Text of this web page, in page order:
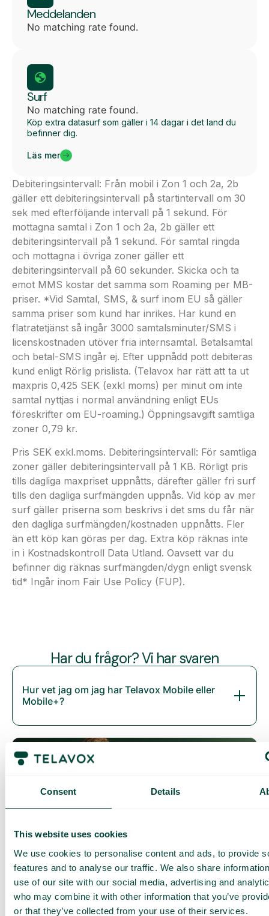
Consent Details
This website uses cookies
We use cookies to personalise content and ads, to provide
features and to analyse our traffic. We also share
use of our site with our social media, advertising and
who may combine it with other information that you’ve
or that they’ve collected from your use of their services.
Meddelanden
No matching rate found.
Surf
No matching rate found.
Köp extra datasurf som gäller i 14 dagar i det land du
befinner dig.
Läs mer
Debiteringsintervall: Från mobil i Zon 1 och 2a, 2b
gäller ett debiteringsintervall på startintervall om 30
sek med efterföljande intervall på 1 sekund. För
mottagna samtal i Zon 1 och 2a, 2b gäller ett
debiteringsintervall på 1 sekund. För samtal ringda
och mottagna i övriga zoner gäller ett
debiteringsintervall på 60 sekunder. Skicka och ta
emot MMS kostar det samma som Roaming per MB-
priser. *Vid Samtal, SMS, & surf inom EU så gäller
samma priser som kund har inrikes. Har kund en
flatratetjänst så ingår 3000 samtalsminuter/SMS i
licenskostnaden utöver fria internsamtal. Betalsamtal
och betal-SMS ingår ej. Efter uppnådd pott debiteras
kund enligt Rörlig prislista. (Telavox har rätt att ta ut
maxpris 0,425 SEK (exkl moms) per minut om inte
samtal nyttjas i normal användning enligt EUs
föreskrifter om EU-roaming.) Öppningsavgift samtliga
zoner 0,79 kr.
Pris SEK exkl.moms. Debiteringsintervall: För samtliga
zoner gäller debiteringsintervall på 1 KB. Rörligt pris
tills dagliga maxpriset uppnåtts, därefter gäller fri surf
tills den dagliga surfmängden uppnås. Vid köp av mer
surf gäller priserna som beskrivs i det sms du får när
den dagliga surfmängden/kostnaden uppnåtts. Fler
än ett köp kan göras per dag. Extra köp räknas inte
in i Kostnadskontroll Data Utland. Oavsett var du
befinner dig räknas surfmängden/dygn enligt svensk
tid* Ingår inom Fair Use Policy (FUP).
Har du frågor? Vi har svaren
Hur vet jag om jag har Telavox Mobile eller
Mobile+?
Daily cost control
Med Daily Cost Control kan du som kund hålla bättre koll på
dina dagliga kostnader när du surfar utanför EU/EES.
Den dagliga begränsningen har en viss mängd data till ett
förutbestämt maxpris. När du har förbrukat den datamängden